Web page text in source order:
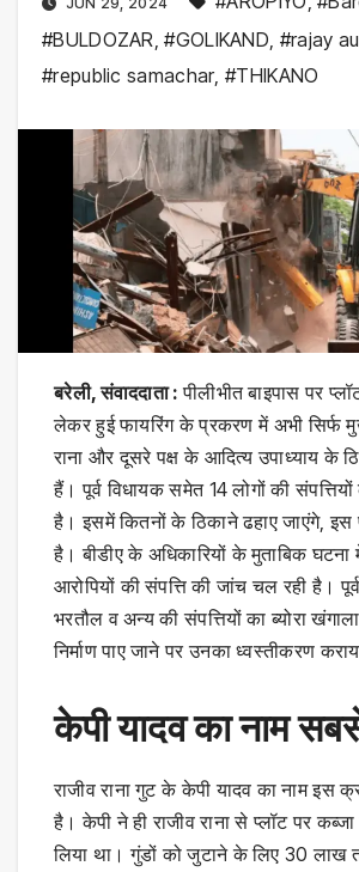
#BULDOZAR ,#GOLIKAND #rajay
#republic samachar,#THIKANO
बरेली, संवाददाता :पीलीभीत बाइपास पर
लेकर हुई फायरिंग के प्रकरण में अभी सिर्फ
राना और दूसरे पक्ष के आदित्य उपाध्याय के
हैं। पूर्व विधायक समेत 14 लोगों की
है। इसमें कितनों के ठिकाने ढहाए जाएंगे,
है। बीडीए के अधिकारियों के मुताबिक घटना
आरोपियों की संपत्ति की जांच चल रही है।
भरतौल व अन्य की संपत्तियों का ब्योरा
निर्माण पाए जाने पर उनका ध्वस्तीकरण
केपी यादव का नाम
राजीव राना गुट के केपी यादव का नाम
है। केपी ने ही राजीव राना से प्लॉट पर
लिया था। गुंडों को जुटाने के लिए 30 लाख